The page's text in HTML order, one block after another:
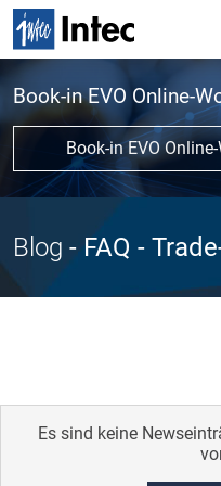
Book-in EVO Online-
Book-in EVO
Blog - FAQ -
Es sind keine